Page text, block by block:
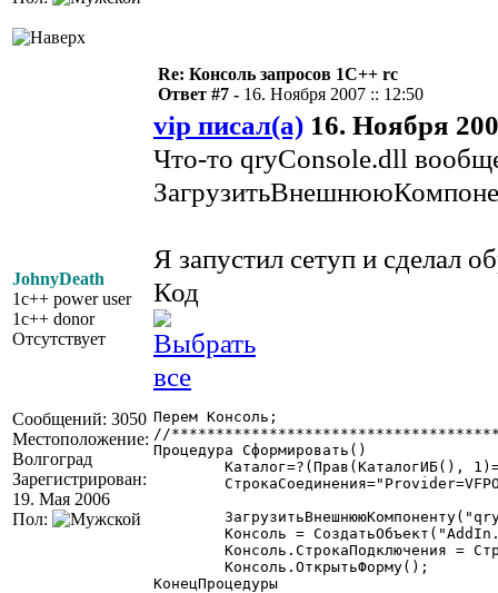
JohnyDeath
1c++ power user
1c++ donor
Отсутствует
Сообщений: 3050
Местоположение:
Волгоград
Зарегистрирован:
19. Мая 2006
Пол:
Re: Консоль запросов 1С++ rc
Ответ #7 - 16. Ноября 2007 :: 12:50
vip писал(а) 16. Ноября
Что-то qryConsole.dll
Я запустил сетуп и сделал
Код
Перем Консоль;
//
Процедура Сформировать()
КонецПроцедуры